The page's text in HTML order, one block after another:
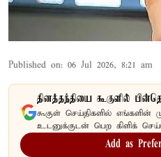
Published on: 06 Jul 2026, 8:21 am
தினத்தந்தியை கூகுளில்
கூகுள் செய்திகளில் எங்களின்
உடனுக்குடன் பெற கிளிக்
Add as